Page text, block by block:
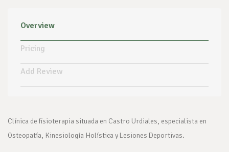
Overview
Pricing
Add Review
Clínica de fisioterapia situada en Castro Urdiales, especialista en
Osteopatía, Kinesiología Holística y Lesiones Deportivas.